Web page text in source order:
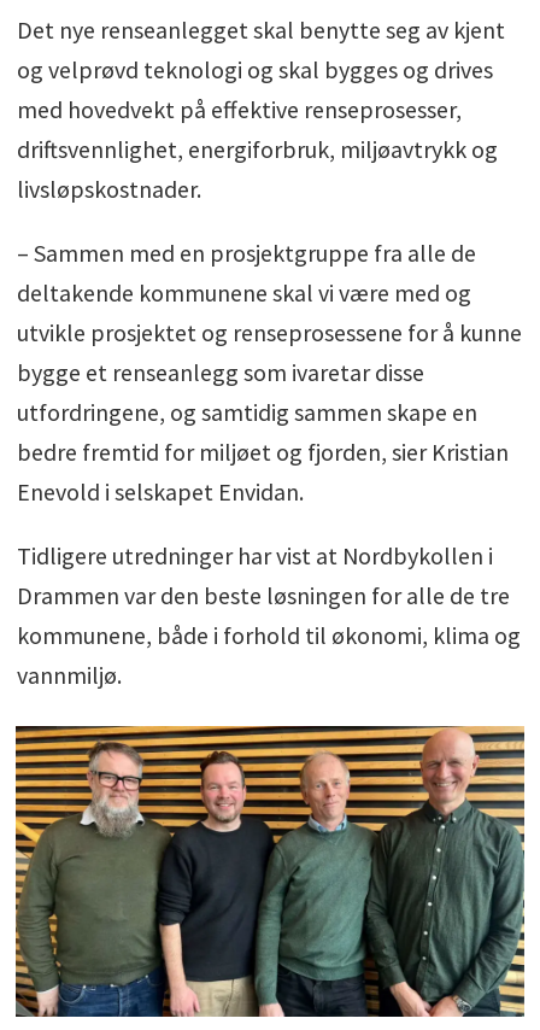
Det nye renseanlegget skal benytte seg av kjent
og velprøvd teknologi og skal bygges og drives
med hovedvekt på effektive renseprosesser,
driftsvennlighet, energiforbruk, miljøavtrykk og
livsløpskostnader.
– Sammen med en prosjektgruppe fra alle de
deltakende kommunene skal vi være med og
utvikle prosjektet og renseprosessene for å kunne
bygge et renseanlegg som ivaretar disse
utfordringene, og samtidig sammen skape en
bedre fremtid for miljøet og fjorden, sier Kristian
Enevold i selskapet Envidan.
Tidligere utredninger har vist at Nordbykollen i
Drammen var den beste løsningen for alle de tre
kommunene, både i forhold til økonomi, klima og
vannmiljø.